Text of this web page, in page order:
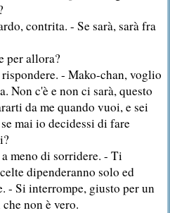
contrita. - Se sarà, sarà fra
per allora?
- Mako-chan, voglio
Non c'è e non ci sarà, questo
da me quando vuoi, e sei
mai io decidessi di fare
meno di sorridere. - Ti
dipenderanno solo ed
- Si interrompe, giusto per un
non è vero.